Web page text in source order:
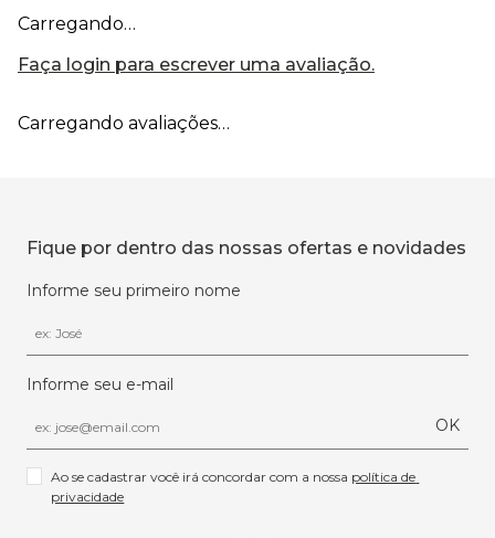
Carregando…
Faça login para escrever uma avaliação.
Carregando avaliações…
Fique por dentro das nossas ofertas e novidades
Informe seu primeiro nome
Informe seu e-mail
OK
Ao se cadastrar você irá concordar com a nossa política de
privacidade